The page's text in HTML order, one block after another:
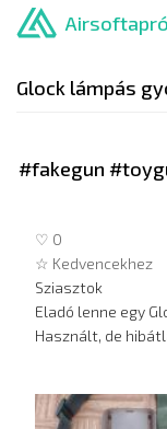
Ugrás
Airsoftapró
Glock lámpás
#fakegun
♡ 0
☆ Kedvencekhez
Sziasztok
Eladó lenne egy
Használt, de
Hirdetés